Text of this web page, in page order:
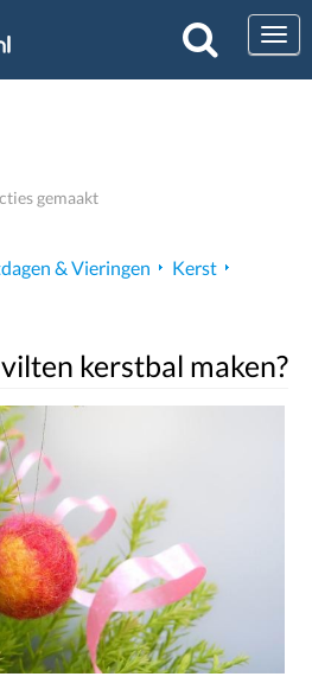
gemaakt
& Vieringen
Kerst
kerstbal maken?